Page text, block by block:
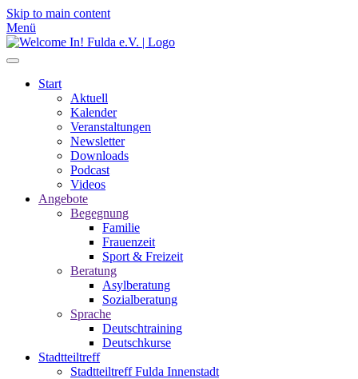
Skip to main content
Menü
Start
Aktuell
Kalender
Veranstaltungen
Newsletter
Downloads
Podcast
Videos
Angebote
Begegnung
Familie
Frauenzeit
Sport & Freizeit
Beratung
Asylberatung
Sozialberatung
Sprache
Deutschtraining
Deutschkurse
Stadtteiltreff
Stadtteiltreff Fulda Innenstadt